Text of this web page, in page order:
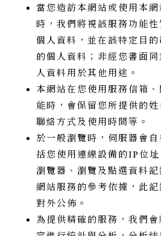
當您造訪本網站或使用本
時，我們將視該服務功能
個人資料，並在該特定目
的個人資料；非經您書面
人資料用於其他用途。
本網站在您使用服務信箱
能時，會保留您所提供的姓
聯絡方式及使用時間等。
於一般瀏覽時，伺服器會
括您使用連線設備的IP位
瀏覽器、瀏覽及點選資料
網站服務的參考依據，此
對外公佈。
為提供精確的服務，我們